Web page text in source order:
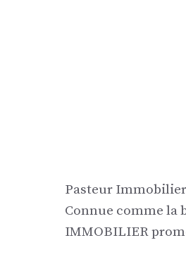
Pasteur Immobilier
Connue comme la
IMMOBILIER